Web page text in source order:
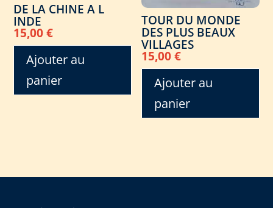
DE LA CHINE A L
INDE
15,00€
Ajouter au
panier
TOUR DU MONDE
DES PLUS BEAUX
VILLAGES
15,00€
Ajouter au
panier